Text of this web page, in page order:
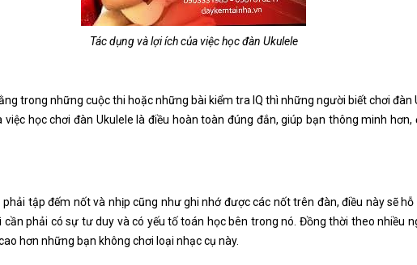
Tác dụng và lợi ích của việc học đàn Ukulele
trong những cuộc thi hoặc những bài kiểm tra IQ thì những người biết chơi đàn
học chơi đàn Ukulele là điều hoàn toàn đúng đắn, giúp bạn thông minh
tập đếm nốt và nhịp cũng như ghi nhớ được các nốt trên đàn, điều này sẽ
cần phải có sự tư duy và có yếu tố toán học bên trong nó. Đồng thời theo nhiều
hơn những bạn không chơi loại nhạc cụ này.